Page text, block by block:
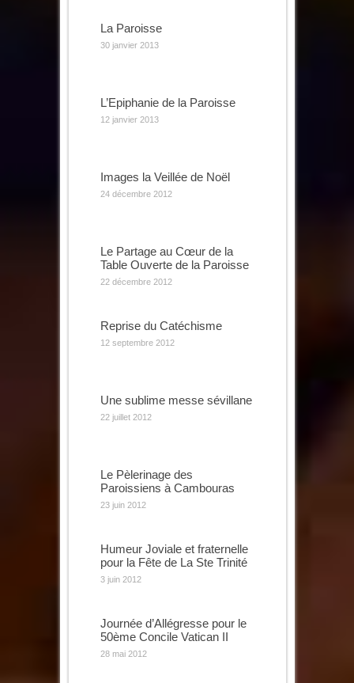
La Paroisse
30 janvier 2013
L’Epiphanie de la Paroisse
12 janvier 2013
Images la Veillée de Noël
24 décembre 2012
Le Partage au Cœur de la
Table Ouverte de la Paroisse
22 décembre 2012
Reprise du Catéchisme
12 septembre 2012
Une sublime messe sévillane
22 juillet 2012
Le Pèlerinage des
Paroissiens à Cambouras
23 juin 2012
Humeur Joviale et fraternelle
pour la Fête de La Ste Trinité
3 juin 2012
Journée d’Allégresse pour le
50ème Concile Vatican II
28 mai 2012